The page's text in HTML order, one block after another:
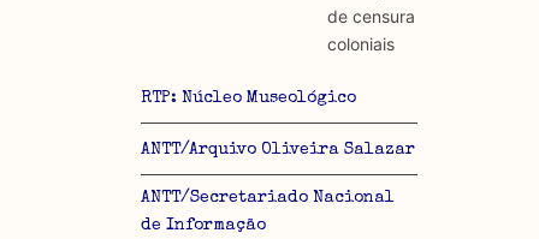
RTP: Núcleo Museológico
ANTT/Arquivo Oliveira Salazar
ANTT/Secretariado Nacional
de Informação
de censura
coloniais